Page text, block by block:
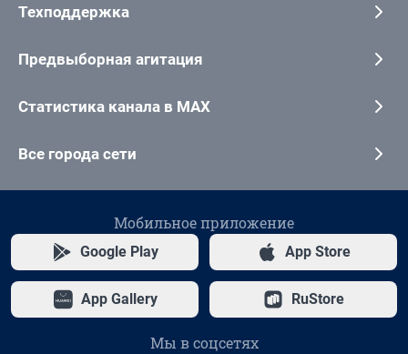
Техподдержка
Предвыборная агитация
Статистика канала в MAX
Все города сети
Мобильное приложение
Google Play App Store
App Gallery RuStore
Мы в соцсетях